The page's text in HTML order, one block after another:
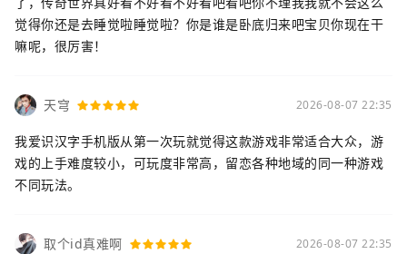
觉得你还是去睡觉啦睡觉啦？你是谁是卧底归来吧宝贝你现在干
嘛呢，很厉害！
天穹 2026-08-07 22:35
我爱识汉字手机版从第一次玩就觉得这款游戏非常适合大众，游
戏的上手难度较小，可玩度非常高，留恋各种地域的同一种游戏
不同玩法。
取个id真难啊 2026-08-07 22:35